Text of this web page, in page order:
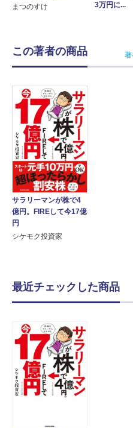
まつのすけ
3万円に...
この著者の商品
サラリーマンが株で4
億円。FIREして今17億
円
シケモク投資家
最近チェックした商品